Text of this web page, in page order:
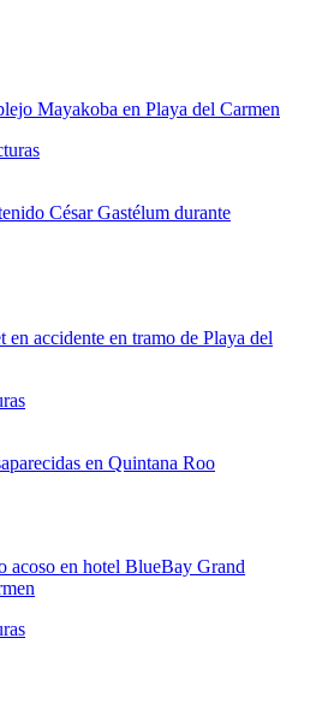
Mayakoba en Playa del Carmen
César Gastélum durante
en accidente en tramo de Playa del
en Quintana Roo
acoso en hotel BlueBay Grand